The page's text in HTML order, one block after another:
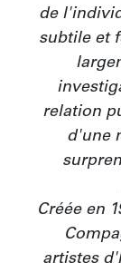
de
subtile et
relation
d'une
Créée en